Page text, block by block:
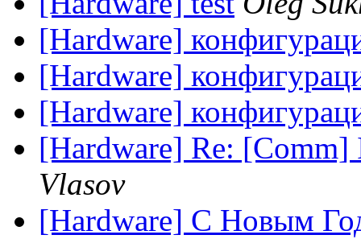
[Hardware]
[Hardware]
[Hardware]
[Hardware] Re:
Vlasov
[Hardware] С Новым